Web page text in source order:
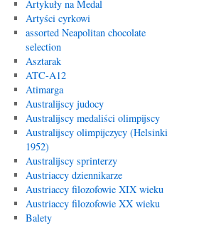
Artykuły na Medal
Artyści cyrkowi
assorted Neapolitan chocolate
selection
Asztarak
ATC-A12
Atimarga
Australijscy judocy
Australijscy medaliści olimpijscy
Australijscy olimpijczycy (Helsinki
1952)
Australijscy sprinterzy
Austriaccy dziennikarze
Austriaccy filozofowie XIX wieku
Austriaccy filozofowie XX wieku
Balety